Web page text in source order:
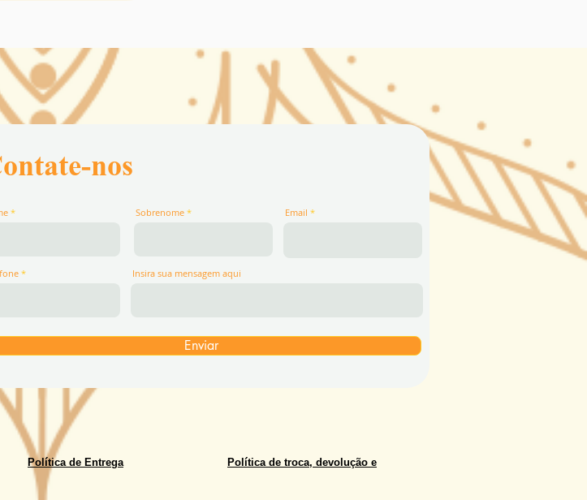
nos
Sobrenome Email
Insira sua mensagem aqui
Enviar
Política de Entrega
Política de troca, devolução e